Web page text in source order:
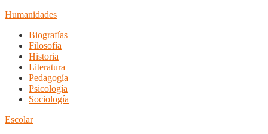
Humanidades
Biografías
Filosofía
Historia
Literatura
Pedagogía
Psicología
Sociología
Escolar